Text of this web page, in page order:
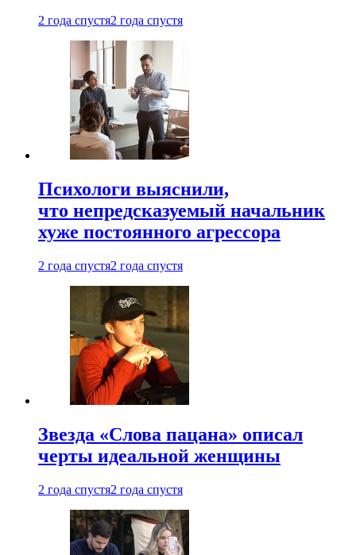
2 года спустя2 года спустя
Психологи выяснили,
что непредсказуемый начальник
хуже постоянного агрессора
2 года спустя2 года спустя
Звезда «Слова пацана» описал
черты идеальной женщины
2 года спустя2 года спустя